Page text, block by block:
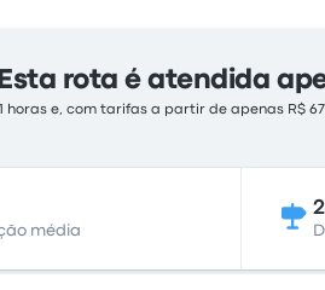
Esta rota é atendida
horas e, com tarifas a partir de apenas R$
média